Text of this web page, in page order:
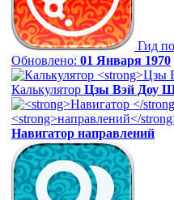
Гид
Обновлено: 01 Января 1970
Калькулятор Цзы Вэй Доу
Навигатор направлений